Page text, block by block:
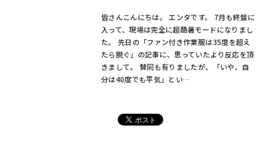
皆さんこんにちは。 エンタです。 7月も終盤に
入って、現場は完全に超酷暑モードになりまし
た。 先日の「ファン付き作業服は35度を超え
たら脱ぐ」の記事に、思っていたより反応を頂
きまして。 賛同も有りましたが、「いや、自
分は40度でも平気」とい…